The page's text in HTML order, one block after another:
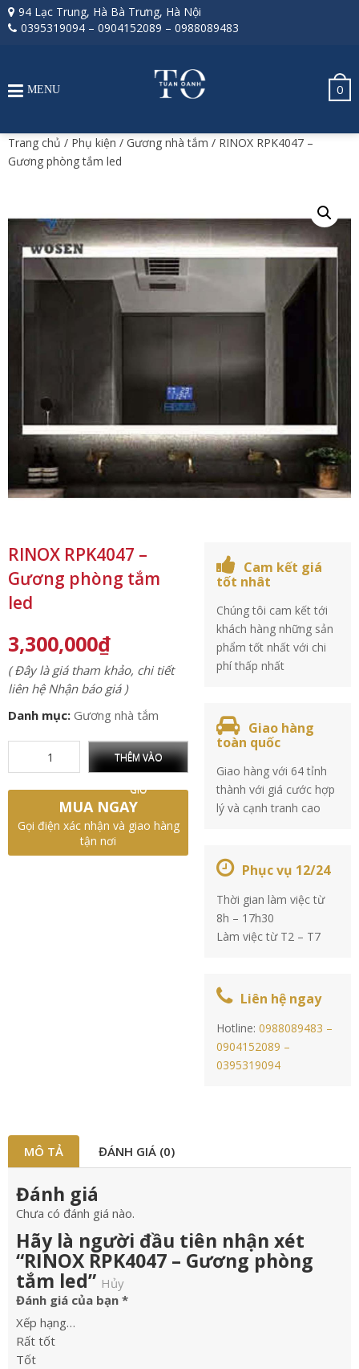
94 Lạc Trung, Hà Bà Trưng, Hà Nội
0395319094 – 0904152089 – 0988089483
0
MENU
Trang chủ / Phụ kiện / Gương nhà tắm / RINOX RPK4047 –
Gương phòng tắm led
RINOX RPK4047 –
Gương phòng tắm
led
3,300,000₫
( Đây là giá tham khảo, chi tiết
liên hệ Nhận báo giá )
Danh mục: Gương nhà tắm
THÊM VÀO
GIỎ
MUA NGAY
Gọi điện xác nhận và giao hàng
tận nơi
Cam kết giá
tốt nhât
Chúng tôi cam kết tới
khách hàng những sản
phẩm tốt nhất với chi
phí thấp nhất
Giao hàng
toàn quốc
Giao hàng với 64 tỉnh
thành với giá cước hợp
lý và cạnh tranh cao
Phục vụ 12/24
Thời gian làm việc từ
8h – 17h30
Làm việc từ T2 – T7
Liên hệ ngay
Hotline:0988089483 –
0904152089 –
0395319094
MÔ TẢ ĐÁNH GIÁ (0)
Đánh giá
Chưa có đánh giá nào.
Hãy là người đầu tiên nhận xét
“RINOX RPK4047 – Gương phòng
tắm led” Hủy
Đánh giá của bạn *
Xếp hạng…
Rất tốt
Tốt